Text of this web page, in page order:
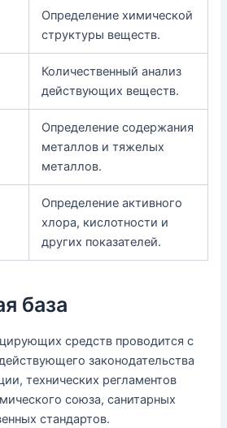
Определение химической
структуры веществ.
Количественный анализ
действующих веществ.
Определение содержания
металлов и тяжелых
металлов.
Определение активного
хлора, кислотности и
других показателей.
база
средств проводится с
законодательства
технических регламентов
союза, санитарных
стандартов.